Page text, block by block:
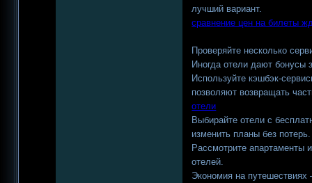
лучший вариант.
сравнение цен на билеты
Проверяйте несколько
Иногда отели дают бонусы
Используйте кэшбэк-
позволяют возвращать
отели
Выбирайте отели с
изменить планы без потерь.
Рассмотрите апартаменты
отелей.
Экономия на путешествиях